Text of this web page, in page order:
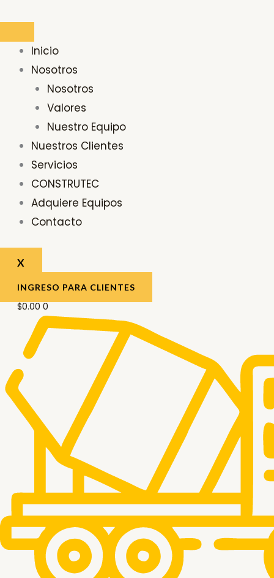
contenido
Inicio
Nosotros
Nosotros
Valores
Nuestro Equipo
Nuestros Clientes
Servicios
CONSTRUTEC
Adquiere Equipos
Contacto
X
INGRESO PARA CLIENTES
$0.00 0